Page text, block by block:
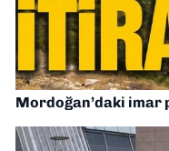
Mordoğan’daki imar